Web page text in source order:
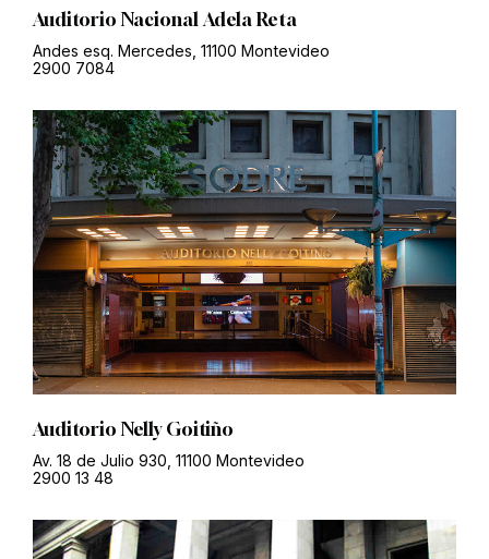
Auditorio Nacional Adela Reta
Andes esq. Mercedes, 11100 Montevideo
2900 7084
Auditorio Nelly Goitiño
Av. 18 de Julio 930, 11100 Montevideo
2900 13 48